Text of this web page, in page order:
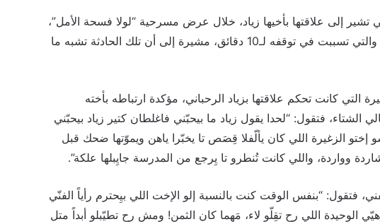
تشير إلى علاقتها بأخيها زياد، خلال عرض مسرحية “لولا فسحة الأمل”،
والمطاردة التي وقعت بينهما خلال العرض، والتي تسببت في توقفه لـ10 دقائق، مشيرة إلى أن تلك الحادثة تشبه ما
التي كانت تحكم علاقتها بزياد الرحباني، مؤكدة ارتباطه بأخته
فتقول: “لحدا يقول زياد ما بيحبّني فاغلطان كتير زياد بيحبّني
إختو الزغيرة اللي كان يألّفلا قِصَص تا يخبّرا ياهن ويموّتها ضحك قبل
وواردة، واللي كانت تُنطرو تا يِرجع من المدرسة جايِبلها علكة”.
فتقول: “بنفس الوقت كنت بالنسبة إلو الإخت اللي بيِحترم رأياً الفنّي
الوحيدة اللي رح تقِلّو لاء، مَهما كان الثمن! ومش رح تطيّبلو أبداً متل